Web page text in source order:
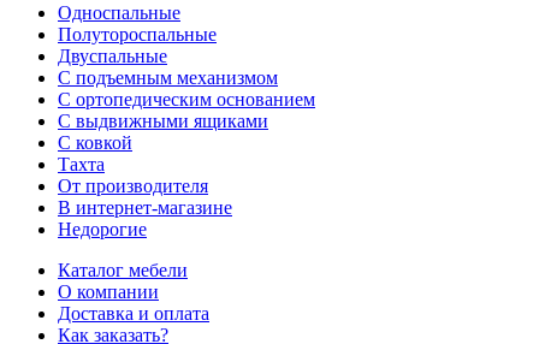
Односпальные
Полутороспальные
Двуспальные
С подъемным механизмом
С ортопедическим основанием
С выдвижными ящиками
С ковкой
Тахта
От производителя
В интернет-магазине
Недорогие
Каталог мебели
О компании
Доставка и оплата
Как заказать?